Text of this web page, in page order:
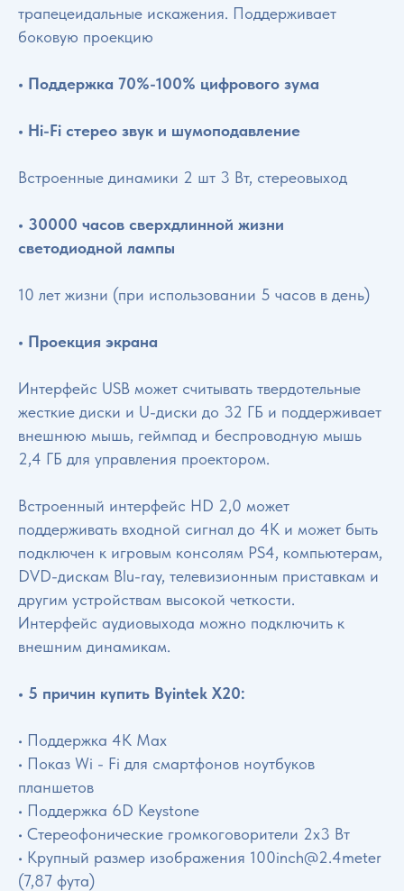
трапецеидальные искажения. Поддерживает
боковую проекцию
• Поддержка 70%-100% цифрового зума
• Hi-Fi стерео звук и шумоподавление
Встроенные динамики 2 шт 3 Вт, стереовыход
• 30000 часов сверхдлинной жизни
светодиодной лампы
10 лет жизни (при использовании 5 часов в день)
• Проекция экрана
Интерфейс USB может считывать твердотельные
жесткие диски и U-диски до 32 ГБ и поддерживает
внешнюю мышь, геймпад и беспроводную мышь
2,4 ГБ для управления проектором.
Встроенный интерфейс HD 2,0 может
поддерживать входной сигнал до 4K и может быть
подключен к игровым консолям PS4, компьютерам,
DVD-дискам Blu-ray, телевизионным приставкам и
другим устройствам высокой четкости.
Интерфейс аудиовыхода можно подключить к
внешним динамикам.
• 5 причин купить Byintek X20:
• Поддержка 4K Max
• Показ Wi - Fi для смартфонов ноутбуков
планшетов
• Поддержка 6D Keystone
• Стереофонические громкоговорители 2x3 Вт
• Крупный размер изображения 100inch@2.4meter
(7,87 фута)